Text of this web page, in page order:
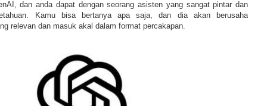
dan anda dapat dengan seorang asisten yang sangat pintar dan
Kamu bisa bertanya apa saja, dan dia akan berusaha
relevan dan masuk akal dalam format percakapan.